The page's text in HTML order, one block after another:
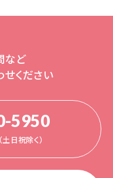
など
ください
5950
日祝除く）